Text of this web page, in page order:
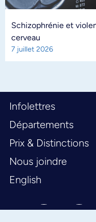
Schizophrénie et
cerveau
7 juillet 2026
Infolettres
Départements
Prix & Distinctions
Nous joindre
English